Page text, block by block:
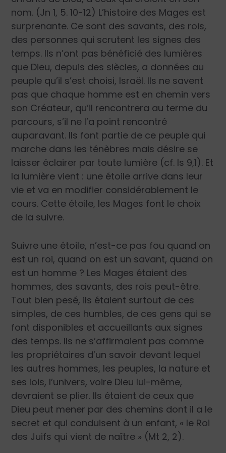
nom. (Jn 1, 5. 10-12) L’histoire des Mages est
surprenante. Ce sont des savants, des rois,
des personnes qui scrutent les signes des
temps. Ils n’ont pas bénéficié des lumières
que Dieu, depuis des siècles, a données au
peuple qu’il s’est choisi, Israël. Ils ne savent
pas que chaque homme est en chemin vers
son Créateur, qu’il rencontrera au terme du
parcours, s’il ne l’a point rencontré
auparavant. Ils font partie de ce peuple qui
marche dans les ténèbres mais désire se
laisser éclairer par toute lumière (cf. Is 9,1). Et
la lumière vient : une étoile arrive dans leur
vie et va en modifier considérablement le
cours. Cette étoile, les Mages font le choix
de la suivre.
Suivre une étoile, n’est-ce pas fou quand on
est un roi, quand on est un savant, quand on
est un homme ? Les Mages étaient des
hommes, des savants, des rois peut-être.
Tout bien pesé, ils étaient surtout de ces
simples, de ces humbles, de ces gens qui se
font disponibles et accueillants aux signes
des temps. Ils ne s’affirmaient pas comme
les propriétaires d’un savoir devant lequel
les autres hommes, les peuples, la nature et
ses lois, l’univers, voire Dieu lui-même,
devraient se plier. Ils étaient de ceux que
Dieu peut mener par des chemins dont il a le
secret et qui conduisent à un enfant, « le Roi
des Juifs qui vient de naître » (Mt 2, 2).